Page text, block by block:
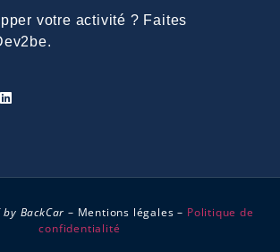
votre activité ? Faites
by BackCar – Mentions légales – Politique de
confidentialité
Icon by Icon8